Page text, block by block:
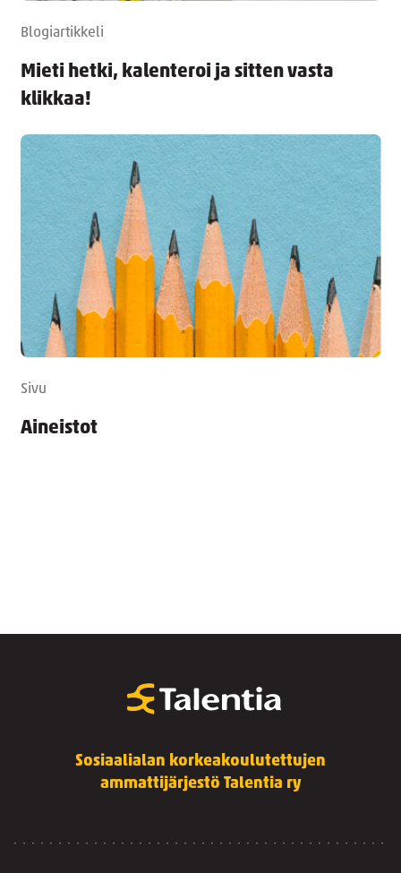
Blogiartikkeli
Mieti hetki, kalenteroi ja sitten vasta
klikkaa!
Sivu
Aineistot
Sosiaalialan korkeakoulutettujen
ammattijärjestö Talentia ry